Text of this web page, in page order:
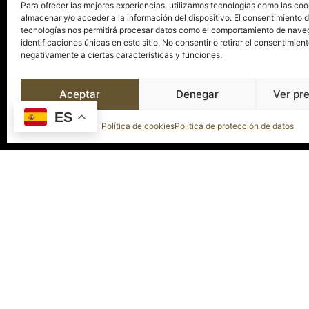
Para ofrecer las mejores experiencias, utilizamos tecnologías como las
almacenar y/o acceder a la información del dispositivo. El consentimiento
tecnologías nos permitirá procesar datos como el comportamiento de
identificaciones únicas en este sitio. No consentir o retirar el
negativamente a ciertas características y funciones.
Aceptar Denegar Ver
Política de cookiesPolítica de protección de datos
Tel. de contacto:
+34 923 265 151
Mail de contacto:
info@palaciosalamanca.es
Servicios
El Palacio
Espacios
ES